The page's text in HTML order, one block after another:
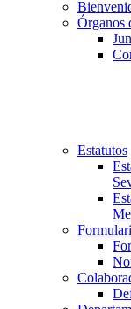
Órganos
Estatutos